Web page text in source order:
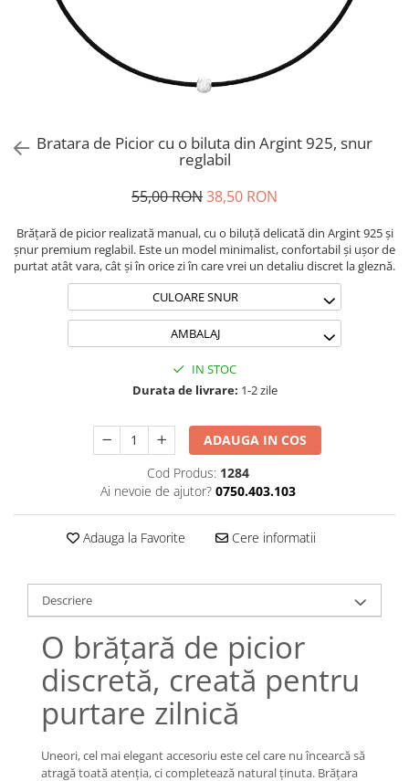
Coliere Transparente cu Stea
Coliere Transparente cu Soare
Coliere Transparente cu Semilună
Coliere Transparente cu Zodii
Coliere Transparente cu Flori
Coliere Transparente cu Molecule
Coliere Transparente cu Pietre
Naturale
Coliere Transparente Diverse
LĂNȚIȘOARE ARGINT
Lănțișoare cu Inimioare
Lănțișoare cu Cruce
Lănțișoare cu Soare
Lănțișoare cu Zodii
Lănțișoare cu Molecule
Lănțișoare Argint Diverse
Coliere cu Perle Naturale
Coliere cu Perle Preciosa
COLIERE ȘNUR REGLABIL
Coliere cu Inimioare
Coliere cu Cruce
Coliere cu Stea
Coliere cu Soare
Coliere cu Semilună
Brățări din Argint cu pietre
semiprețioase
Brățări elastice cu pietre
Bratara de Picior cu o biluta din Argint 925, snur
reglabil
55,00 RON38,50 RON
Brățară de picior realizată manual, cu o biluță delicată din Argint 925 și
șnur premium reglabil. Este un model minimalist, confortabil și ușor de
purtat atât vara, cât și în orice zi în care vrei un detaliu discret la gleznă.
CULOARE SNUR
AMBALAJ
IN STOC
Durata de livrare: 1-2 zile
ADAUGA IN COS
Cod Produs: 1284
Ai nevoie de ajutor? 0750.403.103
Adauga la Favorite Cere informatii
Descriere
O brățară de picior
discretă, creată pentru
purtare zilnică
Uneori, cel mai elegant accesoriu este cel care nu încearcă să
atragă toată atenția, ci completează natural ținuta. Brățara